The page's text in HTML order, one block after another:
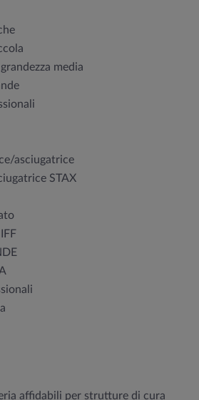
media
asciugatrice
STAX
affidabili per strutture di cura